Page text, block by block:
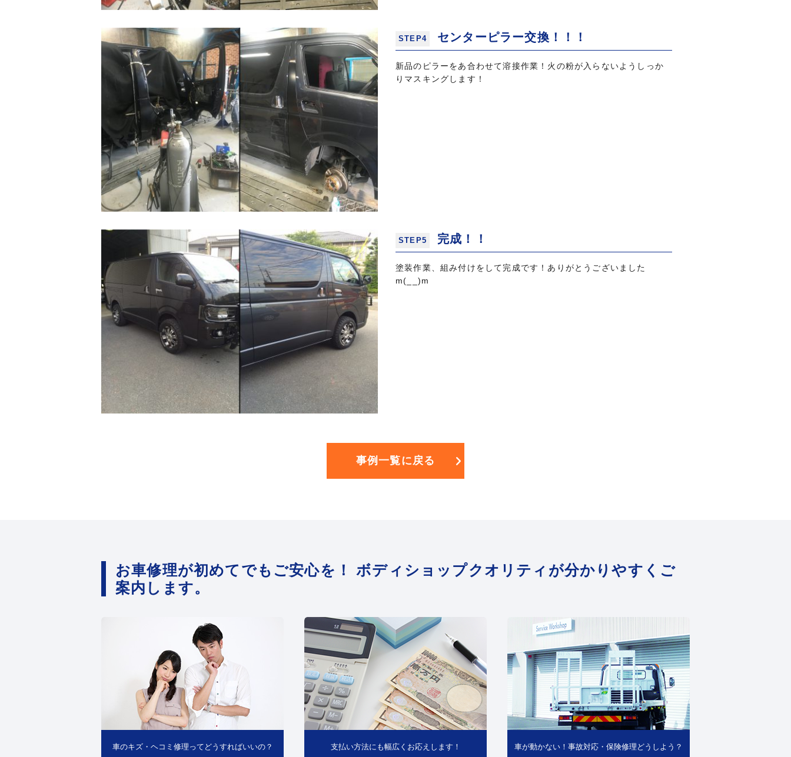
STEP4 センターピラー交換！！！
新品のピラーをあ合わせて溶接作業！火の粉が入らないようしっか
りマスキングします！
STEP5 完成！！
塗装作業、組み付けをして完成です！ありがとうございました
m(__)m
事例一覧に戻る
お車修理が初めてでもご安心を！ ボディショップクオリティが分かりやすくご
案内します。
車のキズ・ヘコミ修理ってどうすればいいの？ 支払い方法にも幅広くお応えします！ 車が動かない！事故対応・保険修理どうしよう？